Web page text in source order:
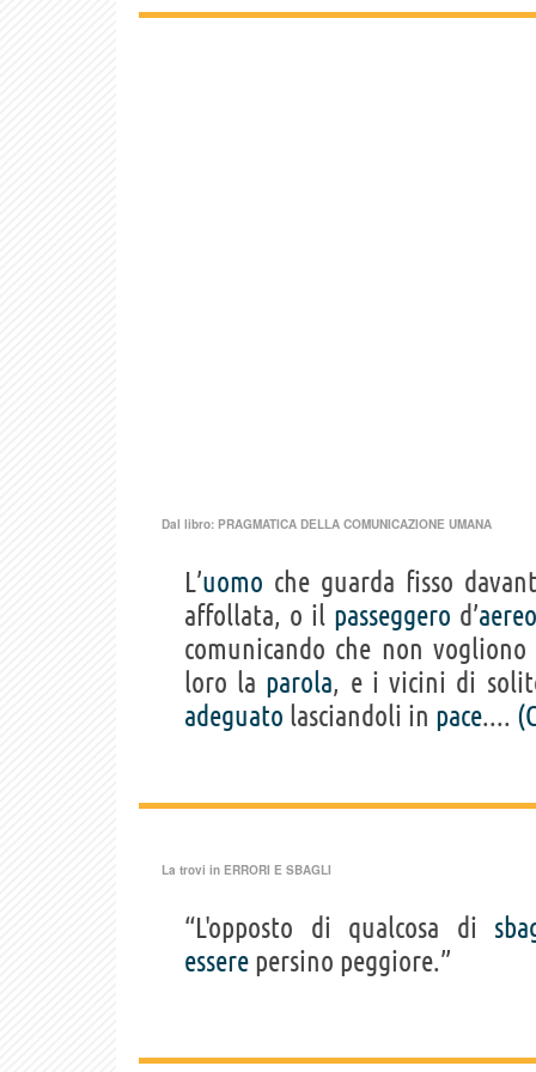
Dal libro: PRAGMATICA DELLA COMUNICAZIONE UMANA
L’uomo che guarda fisso
affollata, o il passeggero d’aereo
comunicando che non
loro la parola, e i vicini di
adeguato lasciandoli in pace....
La trovi in ERRORI E SBAGLI
“L'opposto di qualcosa di
essere persino peggiore.”